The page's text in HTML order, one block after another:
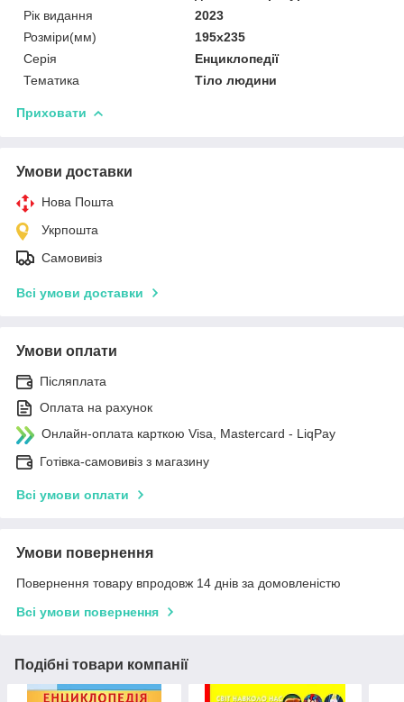
Рік видання
2023
Розміри(мм)
195х235
Серія
Енциклопедії
Тематика
Тіло людини
Приховати
Умови доставки
Нова Пошта
Укрпошта
Самовивіз
Всі умови доставки
Умови оплати
Післяплата
Оплата на рахунок
Онлайн-оплата карткою Visa, Mastercard - LiqPay
Готівка-самовивіз з магазину
Всі умови оплати
Умови повернення
Повернення товару впродовж 14 днів за домовленістю
Всі умови повернення
Подібні товари компанії